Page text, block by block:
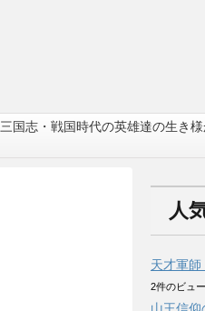
三国志・戦国時代の英雄達の生き様
人
天才軍師
2件のビュー